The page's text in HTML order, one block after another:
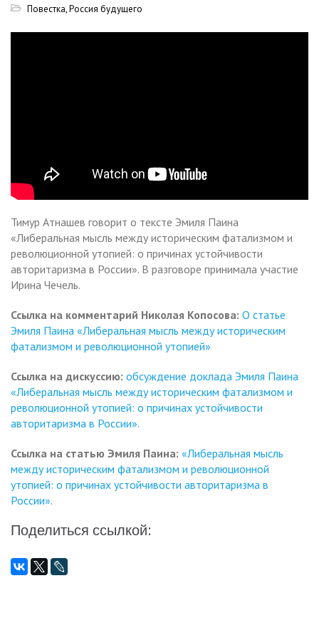
Повестка,Россия будущего
Тимур Атнашев говорит о тексте Эмиля Паина
«Либеральная мысль между историческим фатализмом и
революционной утопией: о причинах устойчивости
авторитаризма в России». В разговоре принимала участие
Ирина Чечель.
Ссылка на комментарий Николая Копосова: О статье
Эмиля Паина «Либеральная мысль между историческим
фатализмом и революционной утопией»
Ссылка на дискуссию: обсуждение доклада Эмиля Паина
«Либеральная мысль между историческим фатализмом и
революционной утопией: о причинах устойчивости
авторитаризма в России».
Ссылка на статью Эмиля Паина: «Либеральная мысль
между историческим фатализмом и революционной
утопией: о причинах устойчивости авторитаризма в
России».
Поделиться ссылкой: